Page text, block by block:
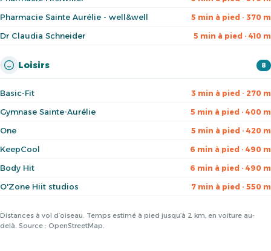
Pharmacie Sainte Aurélie - well&well 5 min à pied · 370 m
Dr Claudia Schneider 5 min à pied · 410 m
Loisirs 8
Basic-Fit 3 min à pied · 270 m
Gymnase Sainte-Aurélie 5 min à pied · 400 m
One 5 min à pied · 420 m
KeepCool 6 min à pied · 490 m
Body Hit 6 min à pied · 490 m
O'Zone Hiit studios 7 min à pied · 550 m
Distances à vol d’oiseau. Temps estimé à pied jusqu’à 2 km, en voiture au-
delà. Source : OpenStreetMap.